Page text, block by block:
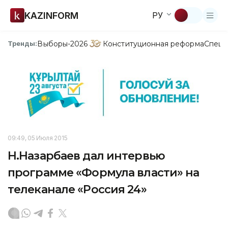
KAZINFORM РУ
Тренды:Выборы-2026 Конституционная реформа
09:49, 05 Июля 2015
Н.Назарбаев дал интервью
программе «Формула власти» на
телеканале «Россия 24»